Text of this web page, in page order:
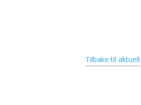
Tilbake til aktuelt